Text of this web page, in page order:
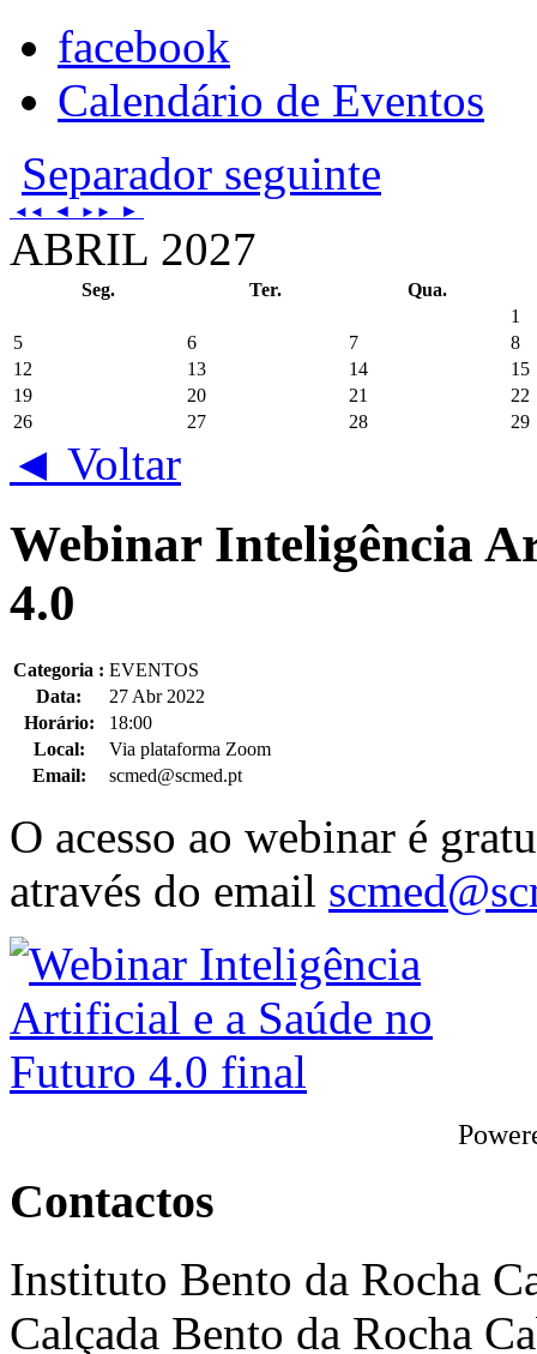
facebook
Calendário de Eventos
Separador seguinte
◄◄ ◄ ►► ►
ABRIL 2027
Seg. Ter.
Qua.
1
5
6 7
8
12
13 14
15
19
20 21
22
26
27 28 29
◄ Voltar
Webinar Inteligência
4.0
Categoria : EVENTOS
Data:
27 Abr 2022
Horário:
18:00
Local:
Via plataforma Zoom
Email:
scmed@scmed.pt
O acesso ao webinar é
através do email
Contactos
Instituto Bento da Rocha
Calçada Bento da Rocha